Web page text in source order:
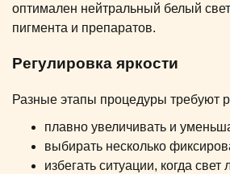
оптимален нейтральный белый
пигмента и препаратов.
Регулировка яркости
Разные этапы процедуры требуют
плавно увеличивать и
выбирать несколько
избегать ситуации, когда